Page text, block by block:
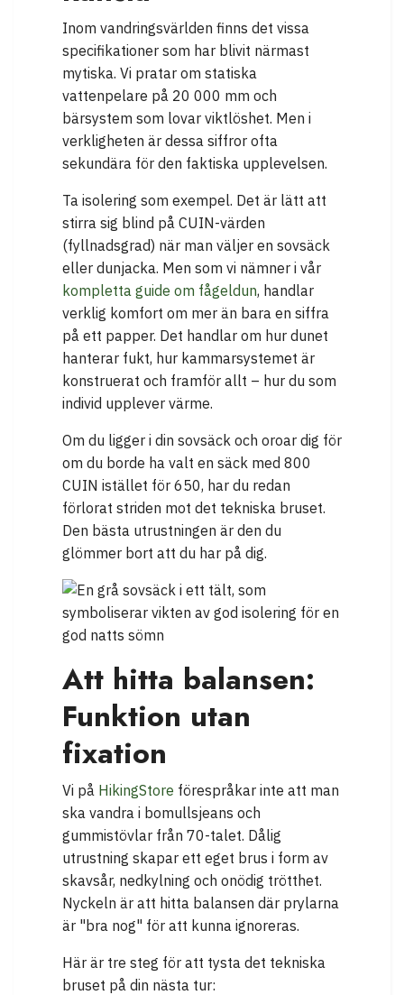
Inom vandringsvärlden finns det vissa
specifikationer som har blivit närmast
mytiska. Vi pratar om statiska
vattenpelare på 20 000 mm och
bärsystem som lovar viktlöshet. Men i
verkligheten är dessa siffror ofta
sekundära för den faktiska upplevelsen.
Ta isolering som exempel. Det är lätt att
stirra sig blind på CUIN-värden
(fyllnadsgrad) när man väljer en sovsäck
eller dunjacka. Men som vi nämner i vår
kompletta guide om fågeldun, handlar
verklig komfort om mer än bara en siffra
på ett papper. Det handlar om hur dunet
hanterar fukt, hur kammarsystemet är
konstruerat och framför allt – hur du som
individ upplever värme.
Om du ligger i din sovsäck och oroar dig för
om du borde ha valt en säck med 800
CUIN istället för 650, har du redan
förlorat striden mot det tekniska bruset.
Den bästa utrustningen är den du
glömmer bort att du har på dig.
Att hitta balansen:
Funktion utan
fixation
Vi på HikingStore förespråkar inte att man
ska vandra i bomullsjeans och
gummistövlar från 70-talet. Dålig
utrustning skapar ett eget brus i form av
skavsår, nedkylning och onödig trötthet.
Nyckeln är att hitta balansen där prylarna
är "bra nog" för att kunna ignoreras.
Här är tre steg för att tysta det tekniska
bruset på din nästa tur: